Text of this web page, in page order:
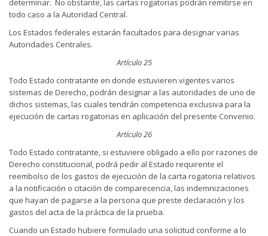
determinar. No obstante, las cartas rogatorias podrán remitirse en
todo caso a la Autoridad Central.
Los Estados federales estarán facultados para designar varias
Autoridades Centrales.
Artículo 25
Todo Estado contratante en donde estuvieren vigentes varios
sistemas de Derecho, podrán designar a las autoridades de uno de
dichos sistemas, las cuales tendrán competencia exclusiva para la
ejecución de cartas rogatorias en aplicación del presente Convenio.
Artículo 26
Todo Estado contratante, si estuviere obligado a ello por razones de
Derecho constitucional, podrá pedir al Estado requirente el
reembolso de los gastos de ejecución de la carta rogatoria relativos
a la notificación o citación de comparecencia, las indemnizaciones
que hayan de pagarse a la persona que preste declaración y los
gastos del acta de la práctica de la prueba.
Cuando un Estado hubiere formulado una solicitud conforme a lo